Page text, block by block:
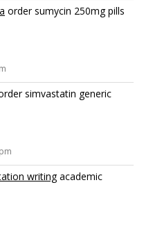
order sumycin 250mg pills
simvastatin generic
writingacademic